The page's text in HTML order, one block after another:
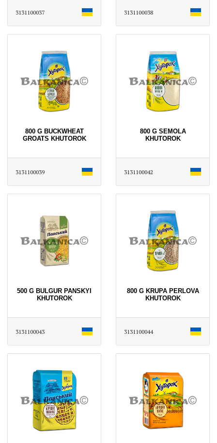
3131100037 3131100038
800 G BUCKWHEAT
GROATS KHUTOROK
3131100039
800 G SEMOLA
KHUTOROK
3131100042
500 G BULGUR PANSKYI
KHUTOROK
3131100043
800 G KRUPA PERLOVA
KHUTOROK
3131100044